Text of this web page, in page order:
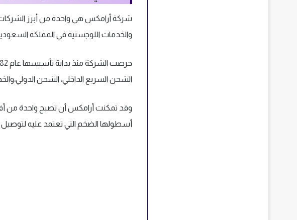
شركة أرامكس هي واحدة من أبرز
والخدمات اللوجستية في المملكة
الشحن السريع الداخلي، الشحن
وقد تمكنت أرامكس أن تصبح واحدة من
أسطولها الضخم التي تعتمد عليه